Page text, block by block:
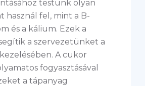
testünk olyan
használ fel, mint a B-
és a kálium. Ezek a
a szervezetünket a
A cukor
fogyasztásával
a tápanyag